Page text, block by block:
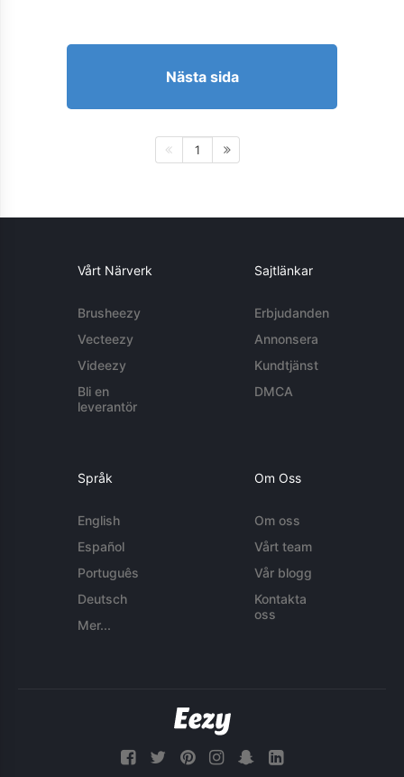
Nästa sida
1
Vårt Närverk
Brusheezy
Vecteezy
Videezy
Bli en
leverantör
Sajtlänkar
Erbjudanden
Annonsera
Kundtjänst
DMCA
Språk
English
Español
Português
Deutsch
Mer...
Om Oss
Om oss
Vårt team
Vår blogg
Kontakta
oss